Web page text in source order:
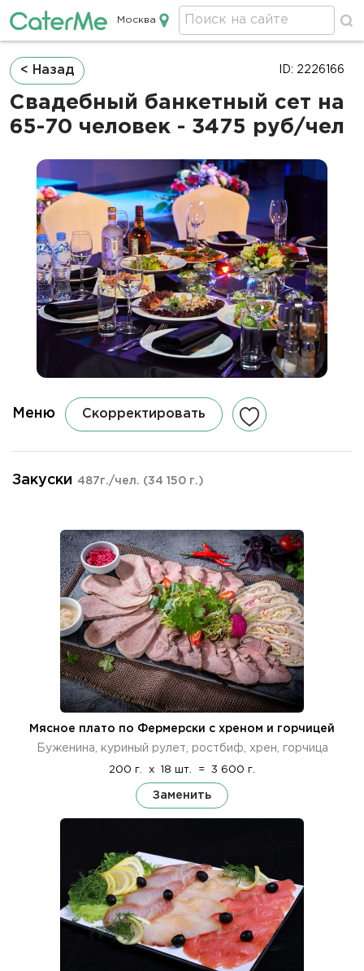
Кейтеринг в Москве
Москва
Строка
навигации
< Назад
Свадебный банкетный сет на
65-70 человек - 3475 руб/чел
ID: 2226166
Меню Скорректировать
Закуски 487г./чел. (34 150 г.)
Мясное плато по Фермерски с хреном и горчицей
Буженина, куриный рулет, ростбиф, хрен, горчица
200 г. x 18 шт. = 3 600 г.
Заменить